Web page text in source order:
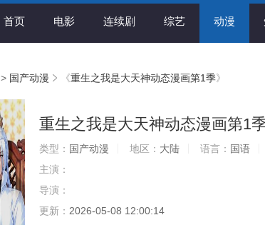
首页 电影 连续剧 综艺 动漫
> 国产动漫 《重生之我是大天神动态漫画第1季》
重生之我是大天神动态漫画第1
类型： 国产动漫 地区： 大陆 语言： 国语
主演：
导演：
更新： 2026-05-08 12:00:14